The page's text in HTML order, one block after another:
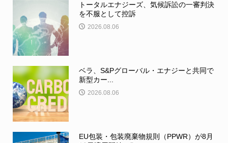
トータルエナジーズ、気候訴訟の一審判決
を不服として控訴
2026.08.06
ベラ、S&Pグローバル・エナジーと共同で
新型カー...
2026.08.06
EU包装・包装廃棄物規則（PPWR）が8月